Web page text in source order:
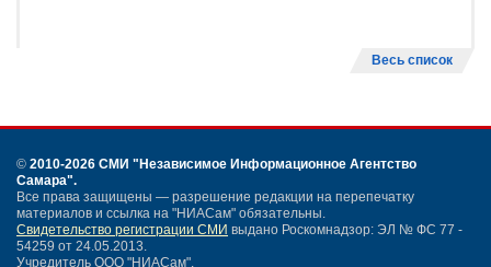
Весь список
© 2010-2026 СМИ "Независимое Информационное Агентство
Самара".
Все права защищены — разрешение редакции на перепечатку
материалов и ссылка на "НИАСам" обязательны.
Свидетельство регистрации СМИ выдано Роскомнадзор: ЭЛ № ФС 77 -
54259 от 24.05.2013.
Учредитель ООО "НИАСам".